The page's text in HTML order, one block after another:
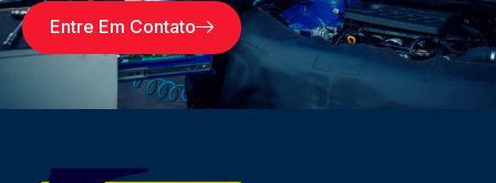
Entre Em Contato